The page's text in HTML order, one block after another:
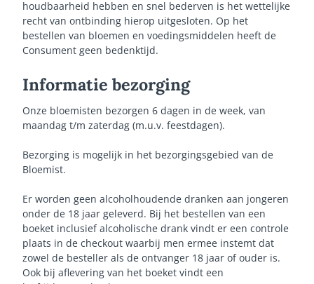
houdbaarheid hebben en snel bederven is het wettelijke
recht van ontbinding hierop uitgesloten. Op het
bestellen van bloemen en voedingsmiddelen heeft de
Consument geen bedenktijd.
Informatie bezorging
Onze bloemisten bezorgen 6 dagen in de week, van
maandag t/m zaterdag (m.u.v. feestdagen).
Bezorging is mogelijk in het bezorgingsgebied van de
Bloemist.
Er worden geen alcoholhoudende dranken aan jongeren
onder de 18 jaar geleverd. Bij het bestellen van een
boeket inclusief alcoholische drank vindt er een controle
plaats in de checkout waarbij men ermee instemt dat
zowel de besteller als de ontvanger 18 jaar of ouder is.
Ook bij aflevering van het boeket vindt een